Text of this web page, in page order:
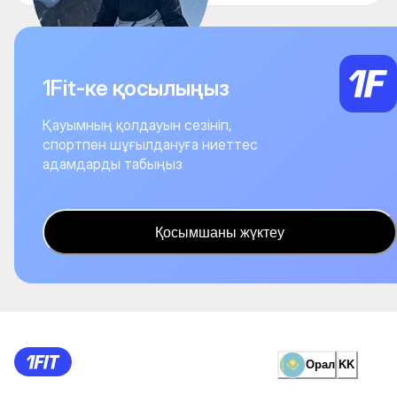
1Fit-ке қосылыңыз
Қауымның қолдауын сезініп,
спортпен шұғылдануға ниеттес
адамдарды табыңыз
Қосымшаны жүктеу
Орал KK